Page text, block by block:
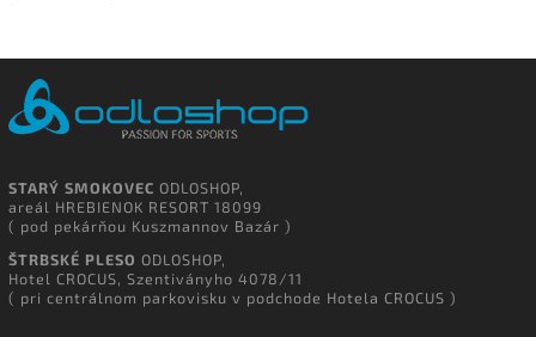
STARÝ SMOKOVEC ODLOSHOP,
areál HREBIENOK RESORT 18099
( pod pekárňou Kuszmannov Bazár )
ŠTRBSKÉ PLESO ODLOSHOP,
Hotel CROCUS, Szentiványho 4078/11
( pri centrálnom parkovisku v podchode Hotela CROCUS )